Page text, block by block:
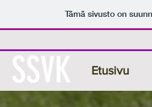
Tämä sivusto on
SSVK Etusivu